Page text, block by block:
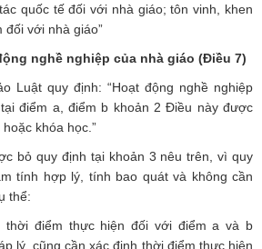
quốc tế đối với nhà giáo; tôn vinh, khen
với nhà giáo”
nghề nghiệp của nhà giáo (Điều 7)
Luật quy định: “Hoạt động nghề nghiệp
điểm a, điểm b khoản 2 Điều này được
khóa học.”
bỏ quy định tại khoản 3 nêu trên, vì quy
tính hợp lý, tính bao quát và không cần
thể:
thời điểm thực hiện đối với điểm a và b
lý, cũng cần xác định thời điểm thực hiện